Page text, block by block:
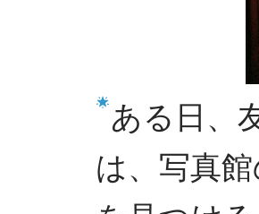
ある日、
は、写真